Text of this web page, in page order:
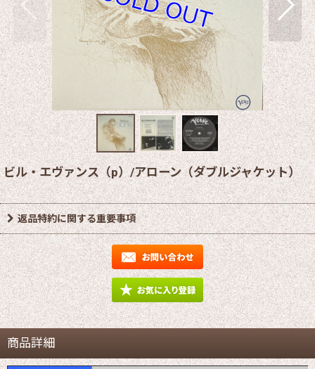
ビル・エヴァンス（p）/アローン（ダブルジャケット）
返品特約に関する重要事項
商品詳細